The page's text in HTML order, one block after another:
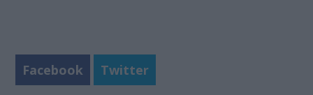
Facebook
Twitter